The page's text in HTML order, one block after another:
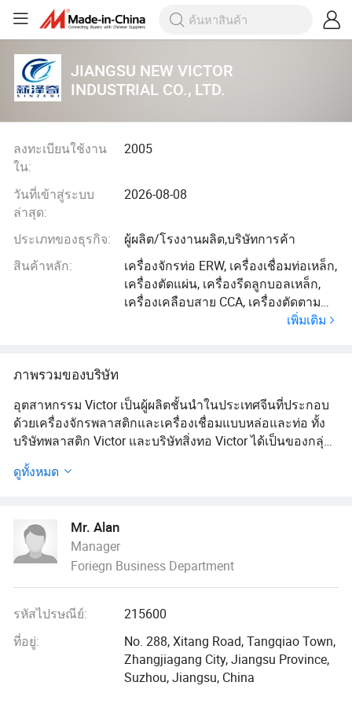
JIANGSU NEW VICTOR
INDUSTRIAL CO., LTD.
ลงทะเบียนใช้งาน
ใน:
2005
วันที่เข้าสู่ระบบ
ล่าสุด:
2026-08-08
ประเภทของธุรกิจ:
ผู้ผลิต/โรงงานผลิต,บริษัทการค้า
สินค้าหลัก:
เครื่องจักรท่อ ERW, เครื่องเชื่อมท่อเหล็ก,
เครื่องตัดแผ่น, เครื่องรีดลูกบอลเหล็ก,
เครื่องเคลือบสาย CCA, เครื่องตัดตาม
ความยาว, เครื่องจัดเรียงท่อเหล็ก, เครื่อง
เพิ่มเติม
ภาพรวมของบริษัท
อุตสาหกรรม Victor เป็นผู้ผลิตชั้นนำในประเทศจีนที่ประกอบ
ด้วยเครื่องจักรพลาสติกและเครื่องเชื่อมแบบหล่อและท่อ ทั้ง
บริษัทพลาสติก Victor และบริษัทสิ่งทอ Victor ได้เป็นของกลุ่ม
Victor
ได้รับสิทธิบัตรของประเทศจีนมากกว่า 10 รายการและได้รับ
รางวัลมากมายสำหรับผลิตภัณฑ์หลักของเรา นอกจากนี้เรายัง
ได้รับ ISO 9001: ระบบควบคุมคุณภาพ 2000 และใบรับรอง
มาตรฐาน CE Safe ปัจจุบันเรามีส่วนแบ่งการตลาดที่ใหญ่ที่สุด
ในจีนและผลิตภัณฑ์ของเรามีการจำหน่ายอย่างกว้างขวางแก่
ยุโรปตะวันออกตะวันออกกลางและเอเชียใต้
บริษัทพลาสติก Victor ได้ทำการค้นคว้าเกี่ยวกับเทคโนโลยี
การฉีดพ่นตามแผน " ปี 8 - 5 " ใหม่ของประเทศ อันที่จริงแล้ว
ดูทั้งหมด
Mr. Alan
Manager
Foriegn Business Department
รหัสไปรษณีย์:
215600
ที่อยู่:
No. 288, Xitang Road, Tangqiao Town,
Zhangjiagang City, Jiangsu Province,
Suzhou, Jiangsu, China